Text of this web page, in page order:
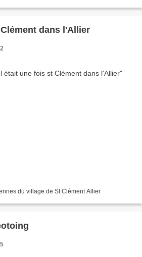
dans l'Allier
du village de St Clément Allier